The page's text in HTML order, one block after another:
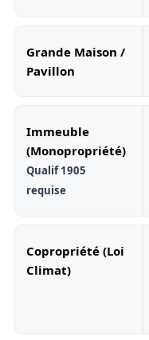
Grande Maison /
Pavillon
Immeuble
(Monopropriété)
Qualif 1905
requise
Copropriété (Loi
Climat)